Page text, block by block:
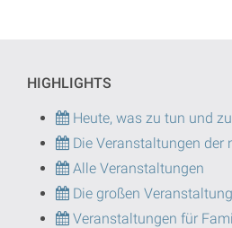
HIGHLIGHTS
Heute, was zu tun und
Die Veranstaltungen der
Alle Veranstaltungen
Die großen
Veranstaltungen für